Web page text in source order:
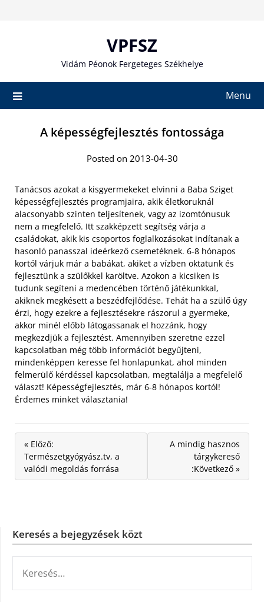
VPFSZ
Vidám Péonok Fergeteges Székhelye
Menu
A képességfejlesztés fontossága
Posted on 2013-04-30
Tanácsos azokat a kisgyermekeket elvinni a Baba Sziget
képességfejlesztés programjaira, akik életkoruknál
alacsonyabb szinten teljesítenek, vagy az izomtónusuk
nem a megfelelő. Itt szakképzett segítség várja a
családokat, akik kis csoportos foglalkozásokat indítanak a
hasonló panasszal ideérkező csemetéknek. 6-8 hónapos
kortól várjuk már a babákat, akiket a vízben oktatunk és
fejlesztünk a szülőkkel karöltve. Azokon a kicsiken is
tudunk segíteni a medencében történő játékunkkal,
akiknek megkésett a beszédfejlődése. Tehát ha a szülő úgy
érzi, hogy ezekre a fejlesztésekre rászorul a gyermeke,
akkor minél előbb látogassanak el hozzánk, hogy
megkezdjük a fejlesztést. Amennyiben szeretne ezzel
kapcsolatban még több információt begyűjteni,
mindenképpen keresse fel honlapunkat, ahol minden
felmerülő kérdéssel kapcsolatban, megtalálja a megfelelő
választ! Képességfejlesztés, már 6-8 hónapos kortól!
Érdemes minket választania!
« Előző:
Természetgyógyász.tv, a
valódi megoldás forrása
A mindig hasznos
tárgykereső
:Következő »
Keresés a bejegyzések közt